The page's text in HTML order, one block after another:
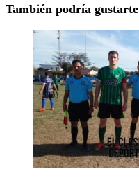
También podría gustarte